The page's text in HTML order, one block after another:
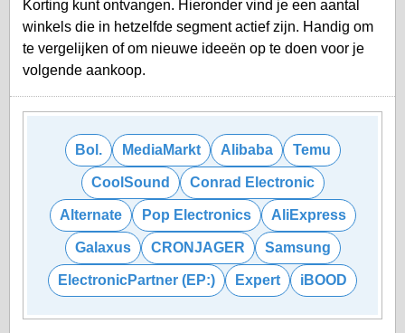
Korting kunt ontvangen. Hieronder vind je een aantal
winkels die in hetzelfde segment actief zijn. Handig om
te vergelijken of om nieuwe ideeën op te doen voor je
volgende aankoop.
Bol. MediaMarkt Alibaba Temu
CoolSound Conrad Electronic
Alternate Pop Electronics AliExpress
Galaxus CRONJAGER Samsung
ElectronicPartner (EP:) Expert iBOOD